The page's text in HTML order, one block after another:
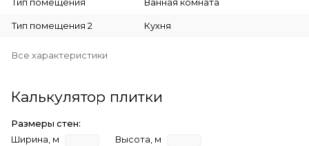
Тип помещения 2 Кухня
Все характеристики
Калькулятор плитки
Размеры стен:
Ширина, м
Высота, м